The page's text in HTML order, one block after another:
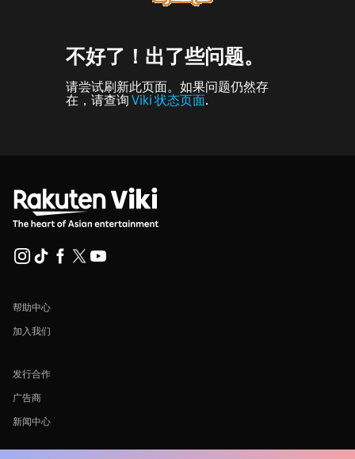
不好了！出了些问题。
请尝试刷新此页面。如果问题仍然存
在，请查询 Viki 状态页面.
帮助中心
加入我们
发行合作
广告商
新闻中心